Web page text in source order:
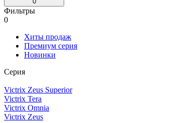
Фильтры
0
Хиты продаж
Премиум серия
Новинки
Серия
Victrix Zeus Superior
Victrix Tera
Victrix Omnia
Victrix Zeus